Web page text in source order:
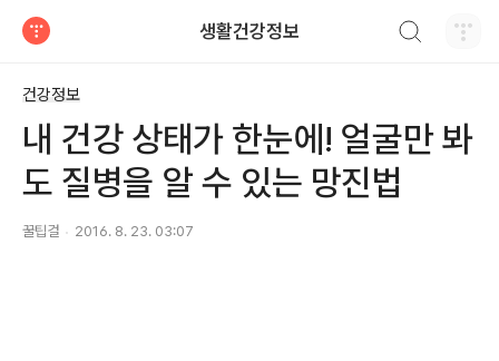
생활건강정보
건강정보
내 건강 상태가 한눈에! 얼굴만 봐
도 질병을 알 수 있는 망진법
꿀팁걸 2016. 8. 23. 03:07